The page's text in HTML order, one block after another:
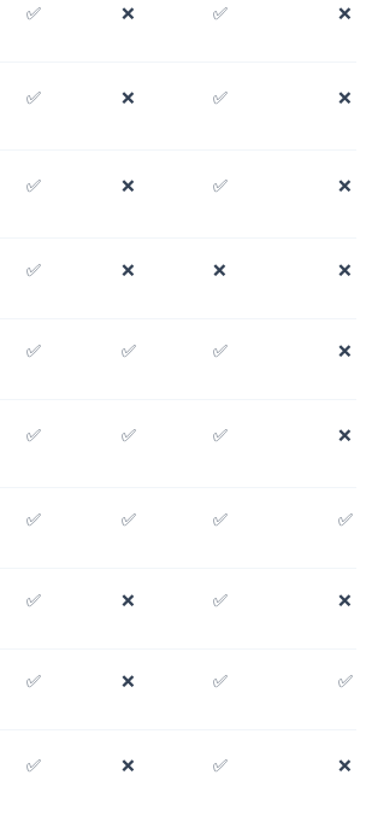
✅ ❌ ✅ ❌
✅ ❌ ✅ ❌
✅ ❌ ✅ ❌
✅ ❌ ❌ ❌
✅ ✅ ✅ ❌
✅ ✅ ✅ ❌
✅ ✅ ✅ ✅
✅ ❌ ✅ ❌
✅ ❌ ✅ ✅
✅ ❌ ✅ ❌